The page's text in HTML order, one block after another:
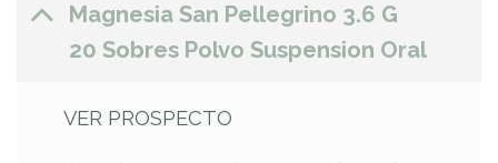
Magnesia San Pellegrino 3.6 G
20 Sobres Polvo Suspension Oral
VER PROSPECTO